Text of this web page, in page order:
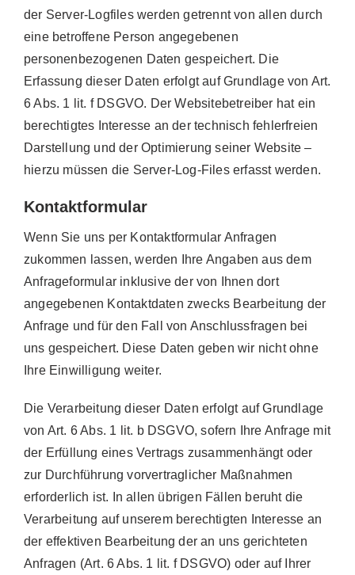
der Server-Logfiles werden getrennt von allen durch
eine betroffene Person angegebenen
personenbezogenen Daten gespeichert. Die
Erfassung dieser Daten erfolgt auf Grundlage von Art.
6 Abs. 1 lit. f DSGVO. Der Websitebetreiber hat ein
berechtigtes Interesse an der technisch fehlerfreien
Darstellung und der Optimierung seiner Website –
hierzu müssen die Server-Log-Files erfasst werden.
Kontaktformular
Wenn Sie uns per Kontaktformular Anfragen
zukommen lassen, werden Ihre Angaben aus dem
Anfrageformular inklusive der von Ihnen dort
angegebenen Kontaktdaten zwecks Bearbeitung der
Anfrage und für den Fall von Anschlussfragen bei
uns gespeichert. Diese Daten geben wir nicht ohne
Ihre Einwilligung weiter.
Die Verarbeitung dieser Daten erfolgt auf Grundlage
von Art. 6 Abs. 1 lit. b DSGVO, sofern Ihre Anfrage mit
der Erfüllung eines Vertrags zusammenhängt oder
zur Durchführung vorvertraglicher Maßnahmen
erforderlich ist. In allen übrigen Fällen beruht die
Verarbeitung auf unserem berechtigten Interesse an
der effektiven Bearbeitung der an uns gerichteten
Anfragen (Art. 6 Abs. 1 lit. f DSGVO) oder auf Ihrer